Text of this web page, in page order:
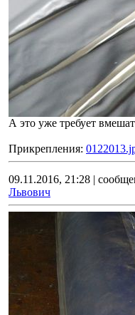
А это уже требует
Прикрепления:
09.11.2016, 21:28 |
Львович